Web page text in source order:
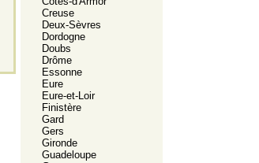
Creuse
Deux-Sèvres
Dordogne
Doubs
Drôme
Essonne
Eure
Eure-et-Loir
Finistère
Gard
Gers
Gironde
Guadeloupe